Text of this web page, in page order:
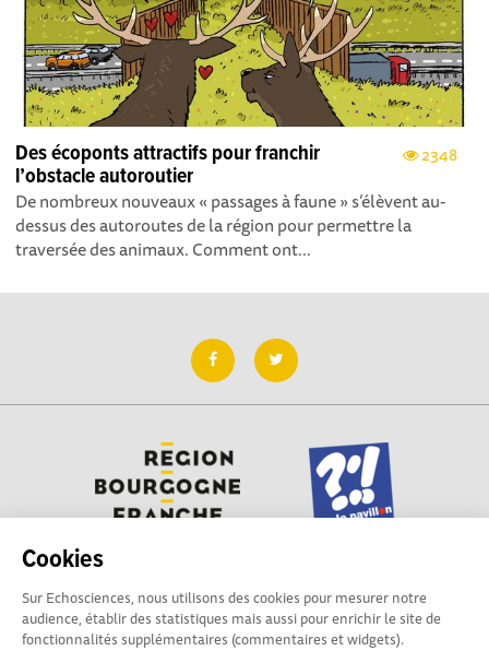
Cookies
Sur Echosciences, nous utilisons des cookies pour mesurer notre
audience, établir des statistiques mais aussi pour enrichir le site de
fonctionnalités supplémentaires (commentaires et widgets).
2348
Des écoponts attractifs pour franchir
l’obstacle autoroutier
De nombreux nouveaux « passages à faune » s’élèvent au-
dessus des autoroutes de la région pour permettre la
traversée des animaux. Comment ont...
Besoin d'aide pour utiliser Echosciences ? Écrivez vos
questions aux administrateurs de la plateforme